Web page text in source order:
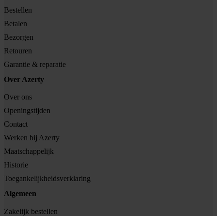
Bestellen
Betalen
Bezorgen
Retouren
Garantie & reparatie
Over Azerty
Over ons
Openingstijden
Contact
Werken bij Azerty
Maatschappelijk
Historie
Toegankelijkheidsverklaring
Algemeen
Zakelijk bestellen